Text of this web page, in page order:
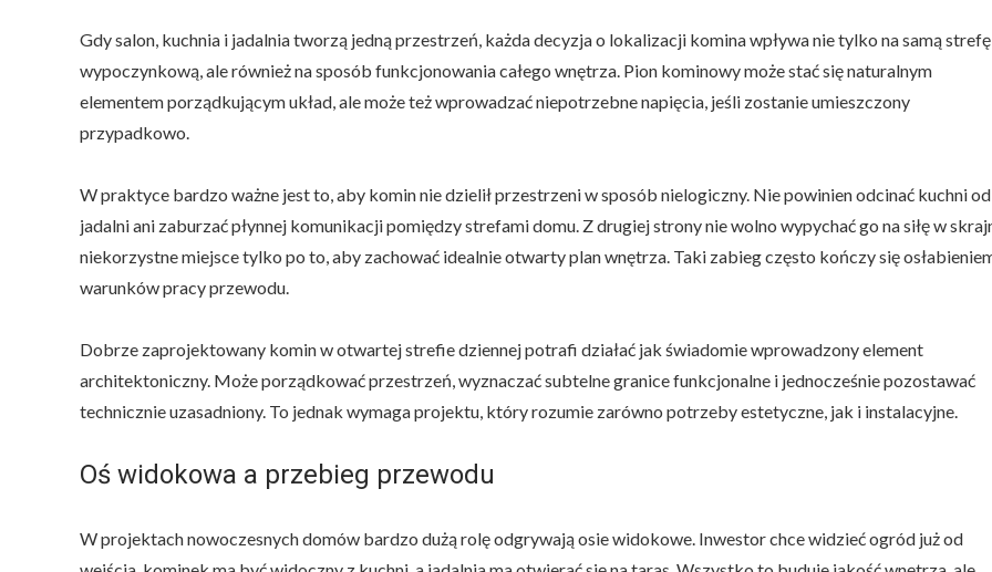
Gdy salon, kuchnia i jadalnia tworzą jedną przestrzeń, każda decyzja o lokalizacji komina wpływa nie tylko na samą strefę
wypoczynkową, ale również na sposób funkcjonowania całego wnętrza. Pion kominowy może stać się naturalnym
elementem porządkującym układ, ale może też wprowadzać niepotrzebne napięcia, jeśli zostanie umieszczony
przypadkowo.
W praktyce bardzo ważne jest to, aby komin nie dzielił przestrzeni w sposób nielogiczny. Nie powinien odcinać kuchni od
jadalni ani zaburzać płynnej komunikacji pomiędzy strefami domu. Z drugiej strony nie wolno wypychać go na siłę w
niekorzystne miejsce tylko po to, aby zachować idealnie otwarty plan wnętrza. Taki zabieg często kończy się
warunków pracy przewodu.
Dobrze zaprojektowany komin w otwartej strefie dziennej potrafi działać jak świadomie wprowadzony element
architektoniczny. Może porządkować przestrzeń, wyznaczać subtelne granice funkcjonalne i jednocześnie pozostawać
technicznie uzasadniony. To jednak wymaga projektu, który rozumie zarówno potrzeby estetyczne, jak i instalacyjne.
Oś widokowa a przebieg przewodu
W projektach nowoczesnych domów bardzo dużą rolę odgrywają osie widokowe. Inwestor chce widzieć ogród już od